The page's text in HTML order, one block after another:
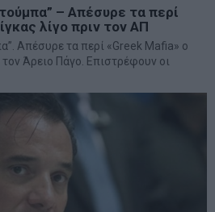
– Απέσυρε τα περί
λίγο πριν τον ΑΠ
Απέσυρε τα περί «Greek Mafia» ο
τον Άρειο Πάγο. Επιστρέφουν οι